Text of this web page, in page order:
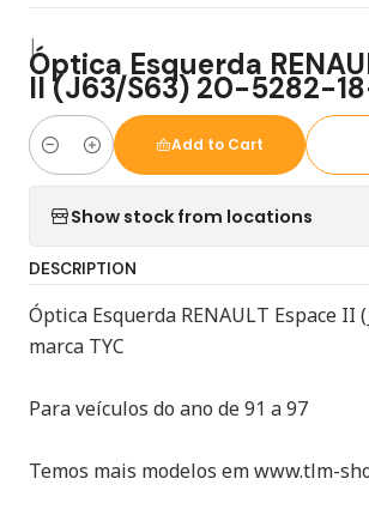
|
Óptica Esquerda
II (J63/S63) 20-5282-
Quantity
Add to Cart
Show stock from locations
DESCRIPTION
Óptica Esquerda RENAULT Espace II
marca TYC
Para veículos do ano de 91 a 97
Temos mais modelos em www.tlm-